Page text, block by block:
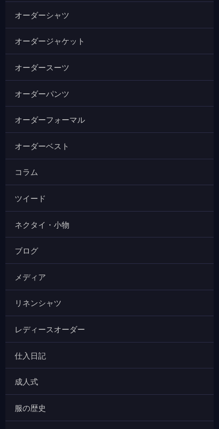
オーダーシャツ
オーダージャケット
オーダースーツ
オーダーパンツ
オーダーフォーマル
オーダーベスト
コラム
ツイード
ネクタイ・小物
ブログ
メディア
リネンシャツ
レディースオーダー
仕入日記
成人式
服の歴史